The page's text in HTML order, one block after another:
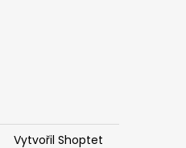
Vytvořil Shoptet